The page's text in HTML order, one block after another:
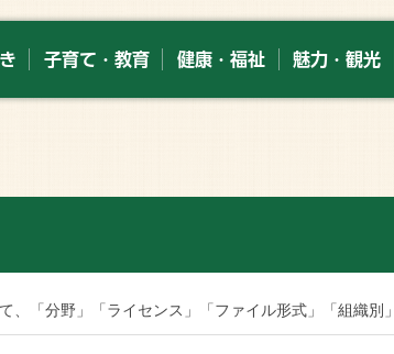
子育て・教育 健康・福祉 魅力・観光
「分野」「ライセンス」「ファイル形式」「組織別